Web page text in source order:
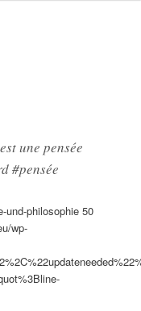
une pensée
#pensée
und-philosophie 50
wp-